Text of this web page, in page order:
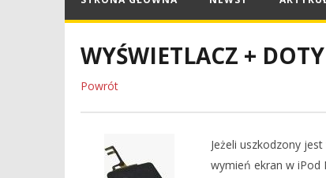
WYŚWIETLACZ +
Powrót
Jeżeli uszkodzony
wymień ekran w iPod